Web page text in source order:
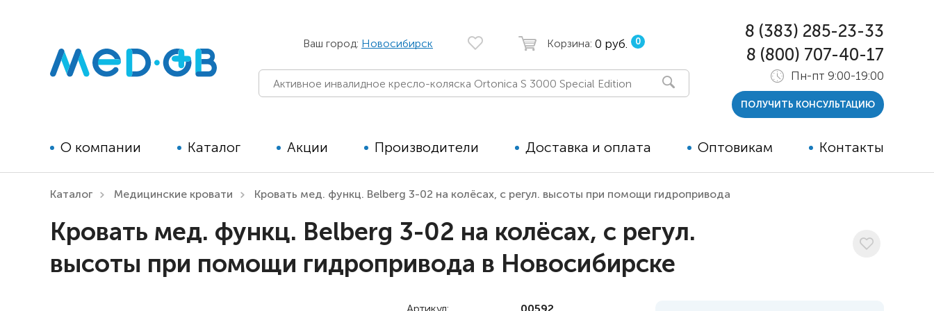
Ваш город: Новосибирск Корзина: 0 руб. 0
О компании Каталог
реабилитации для детей
Технические средства
реабилитации для взрослых
Коляски для детей с ДЦП
Коляски для детей активного
Детские вертикализаторы
Тренажёры
Дополнительные опции к ТСР
для детей
Акции Производители Доставка и оплата Оптовикам Контакты
8 (383) 285-23-33
8 (800) 707-40-17
Пн-пт 9:00-19:00
ПОЛУЧИТЬ КОНСУЛЬТАЦИЮ
Каталог Медицинские кровати Кровать мед. функц. Belberg 3-02 на колёсах, с регул. высоты при помощи гидропривода
Кровать мед. функц. Belberg 3-02 на колёсах, с регул.
высоты при помощи гидропривода в Новосибирске